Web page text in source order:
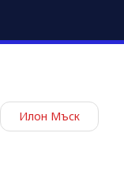
Илон Мъск